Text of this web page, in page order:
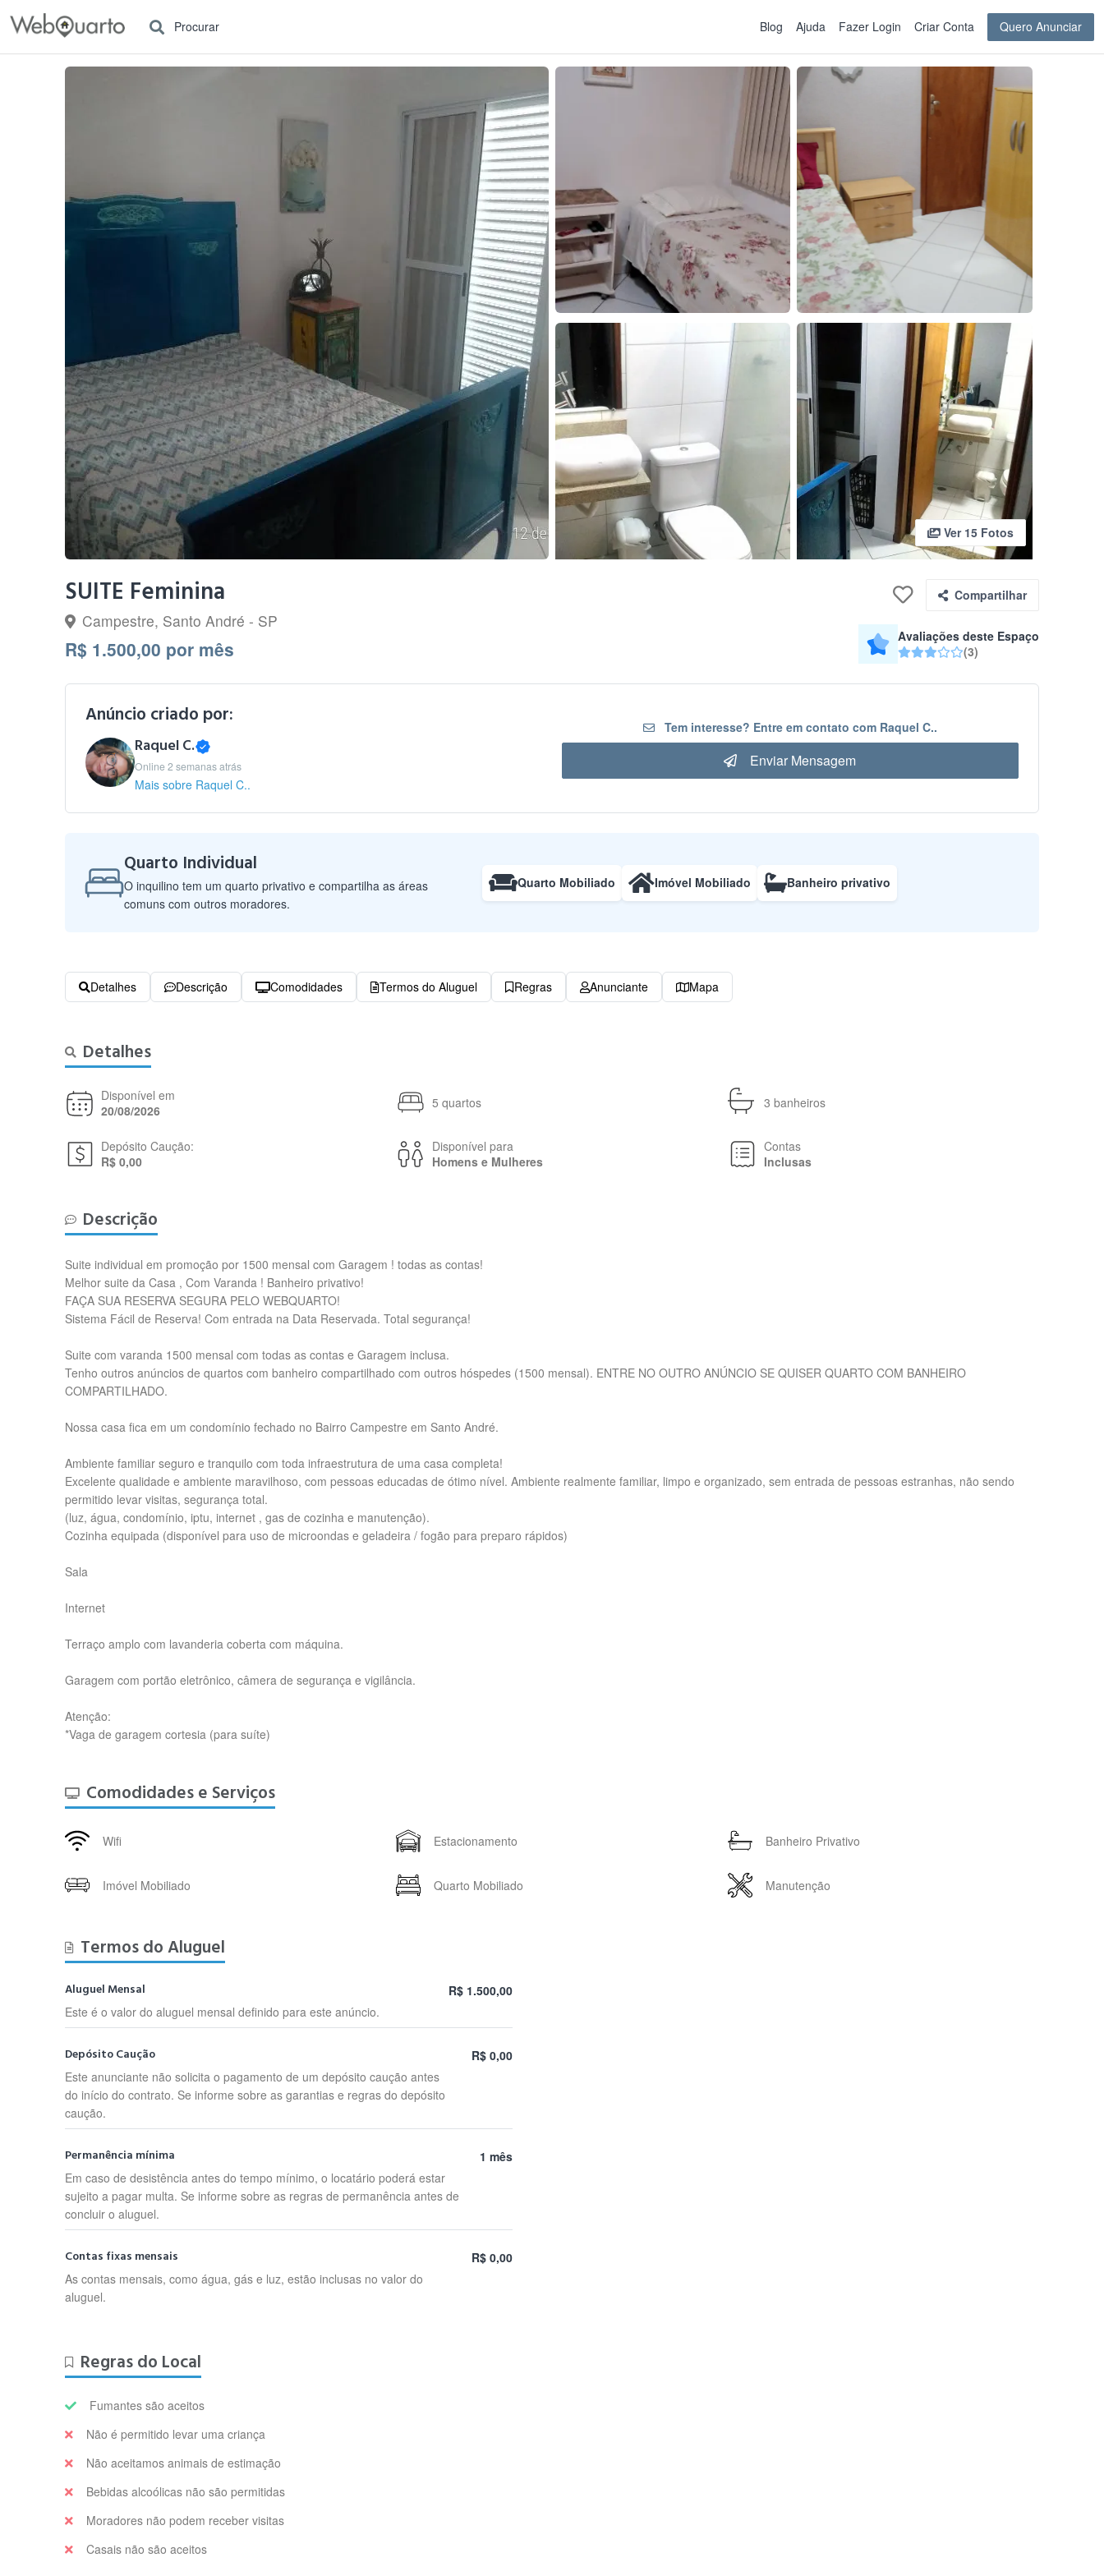
Procurar Blog Ajuda Fazer Login Criar Conta Quero Anunciar
Ver 15 Fotos
SUITE Feminina
Campestre, Santo André - SP
R$ 1.500,00 por mês
Compartilhar
Avaliações deste Espaço
(3)
Anúncio criado por:
Raquel C.
Online 2 semanas atrás
Mais sobre Raquel C..
Tem interesse? Entre em contato com Raquel C..
Enviar Mensagem
Quarto Individual
O inquilino tem um quarto privativo e compartilha as áreas
comuns com outros moradores.
Quarto Mobiliado Imóvel Mobiliado Banheiro privativo
Detalhes Descrição Comodidades Termos do Aluguel Regras Anunciante Mapa
Detalhes
Disponível em
20/08/2026
5 quartos 3 banheiros
Depósito Caução:
R$ 0,00
Disponível para
Homens e Mulheres
Contas
Inclusas
Descrição
Suite individual em promoção por 1500 mensal com Garagem ! todas as contas!
Melhor suite da Casa , Com Varanda ! Banheiro privativo!
FAÇA SUA RESERVA SEGURA PELO WEBQUARTO!
Sistema Fácil de Reserva! Com entrada na Data Reservada. Total segurança!
Suite com varanda 1500 mensal com todas as contas e Garagem inclusa.
Tenho outros anúncios de quartos com banheiro compartilhado com outros hóspedes (1500 mensal). ENTRE NO OUTRO ANÚNCIO SE QUISER QUARTO COM BANHEIRO
COMPARTILHADO.
Nossa casa fica em um condomínio fechado no Bairro Campestre em Santo André.
Ambiente familiar seguro e tranquilo com toda infraestrutura de uma casa completa!
Excelente qualidade e ambiente maravilhoso, com pessoas educadas de ótimo nível. Ambiente realmente familiar, limpo e organizado, sem entrada de pessoas estranhas, não sendo
permitido levar visitas, segurança total.
(luz, água, condomínio, iptu, internet , gas de cozinha e manutenção).
Cozinha equipada (disponível para uso de microondas e geladeira / fogão para preparo rápidos)
Sala
Internet
Terraço amplo com lavanderia coberta com máquina.
Garagem com portão eletrônico, câmera de segurança e vigilância.
Atenção:
*Vaga de garagem cortesia (para suíte)
Comodidades e Serviços
Wifi Estacionamento Banheiro Privativo
Imóvel Mobiliado Quarto Mobiliado Manutenção
Termos do Aluguel
Aluguel Mensal
Este é o valor do aluguel mensal definido para este anúncio.
R$ 1.500,00
Depósito Caução
Este anunciante não solicita o pagamento de um depósito caução antes
do início do contrato. Se informe sobre as garantias e regras do depósito
caução.
R$ 0,00
Permanência mínima
Em caso de desistência antes do tempo mínimo, o locatário poderá estar
sujeito a pagar multa. Se informe sobre as regras de permanência antes de
concluir o aluguel.
1 mês
Contas fixas mensais
As contas mensais, como água, gás e luz, estão inclusas no valor do
aluguel.
R$ 0,00
Regras do Local
Fumantes são aceitos
Não é permitido levar uma criança
Não aceitamos animais de estimação
Bebidas alcoólicas não são permitidas
Moradores não podem receber visitas
Casais não são aceitos